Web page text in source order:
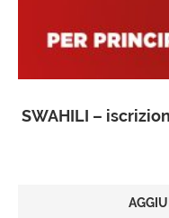
SWAHILI –